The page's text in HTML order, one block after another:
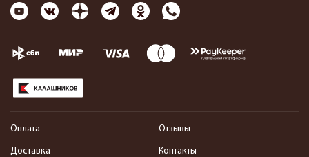
Оплата
Доставка
Отзывы
Контакты